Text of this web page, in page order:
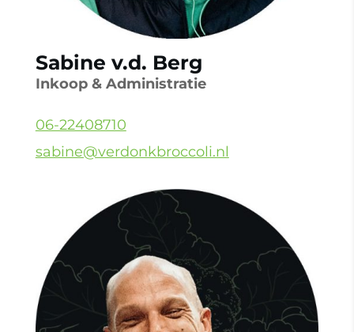
Sabine v.d. Berg
Inkoop & Administratie
06-22408710
sabine@verdonkbroccoli.nl